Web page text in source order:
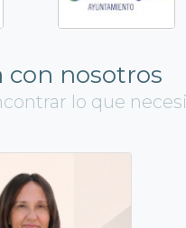
con nosotros
lo que